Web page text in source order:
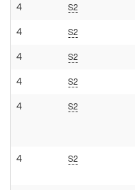
4 S2
4 S2
4 S2
4 S2
4 S2
4 S2